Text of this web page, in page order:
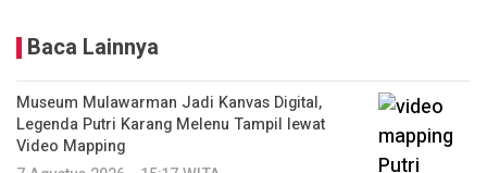
Baca Lainnya
Museum Mulawarman Jadi Kanvas Digital,
Legenda Putri Karang Melenu Tampil lewat
Video Mapping